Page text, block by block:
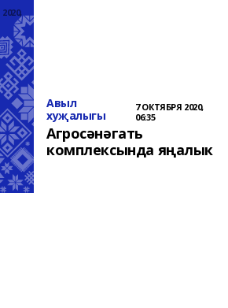
Авыл
хуҗалыгы
7 ОКТЯБРЯ 2020,
06:35
Агросәнәгать
комплексында яңалык